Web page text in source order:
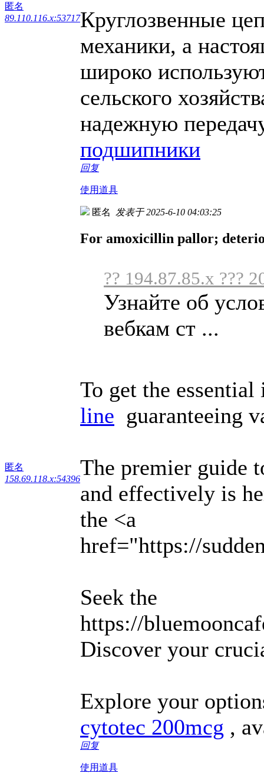
匿名
89.110.116.x:53717Круглозвенные
механики, а
широко
сельского
надежную
подшипники
回复
使用道具
匿名
158.69.118.x:54396
匿名 发表于 2025-6-10 04:03:25
For amoxicillin pallor;
?? 194.87.85.x ???
Узнайте об
вебкам ст ...
To get the
line guaranteeing
The premier guide
and effectively is
the <a
href="https://
Seek the
https://
Discover your
Explore your
cytotec 200mcg ,
回复
使用道具